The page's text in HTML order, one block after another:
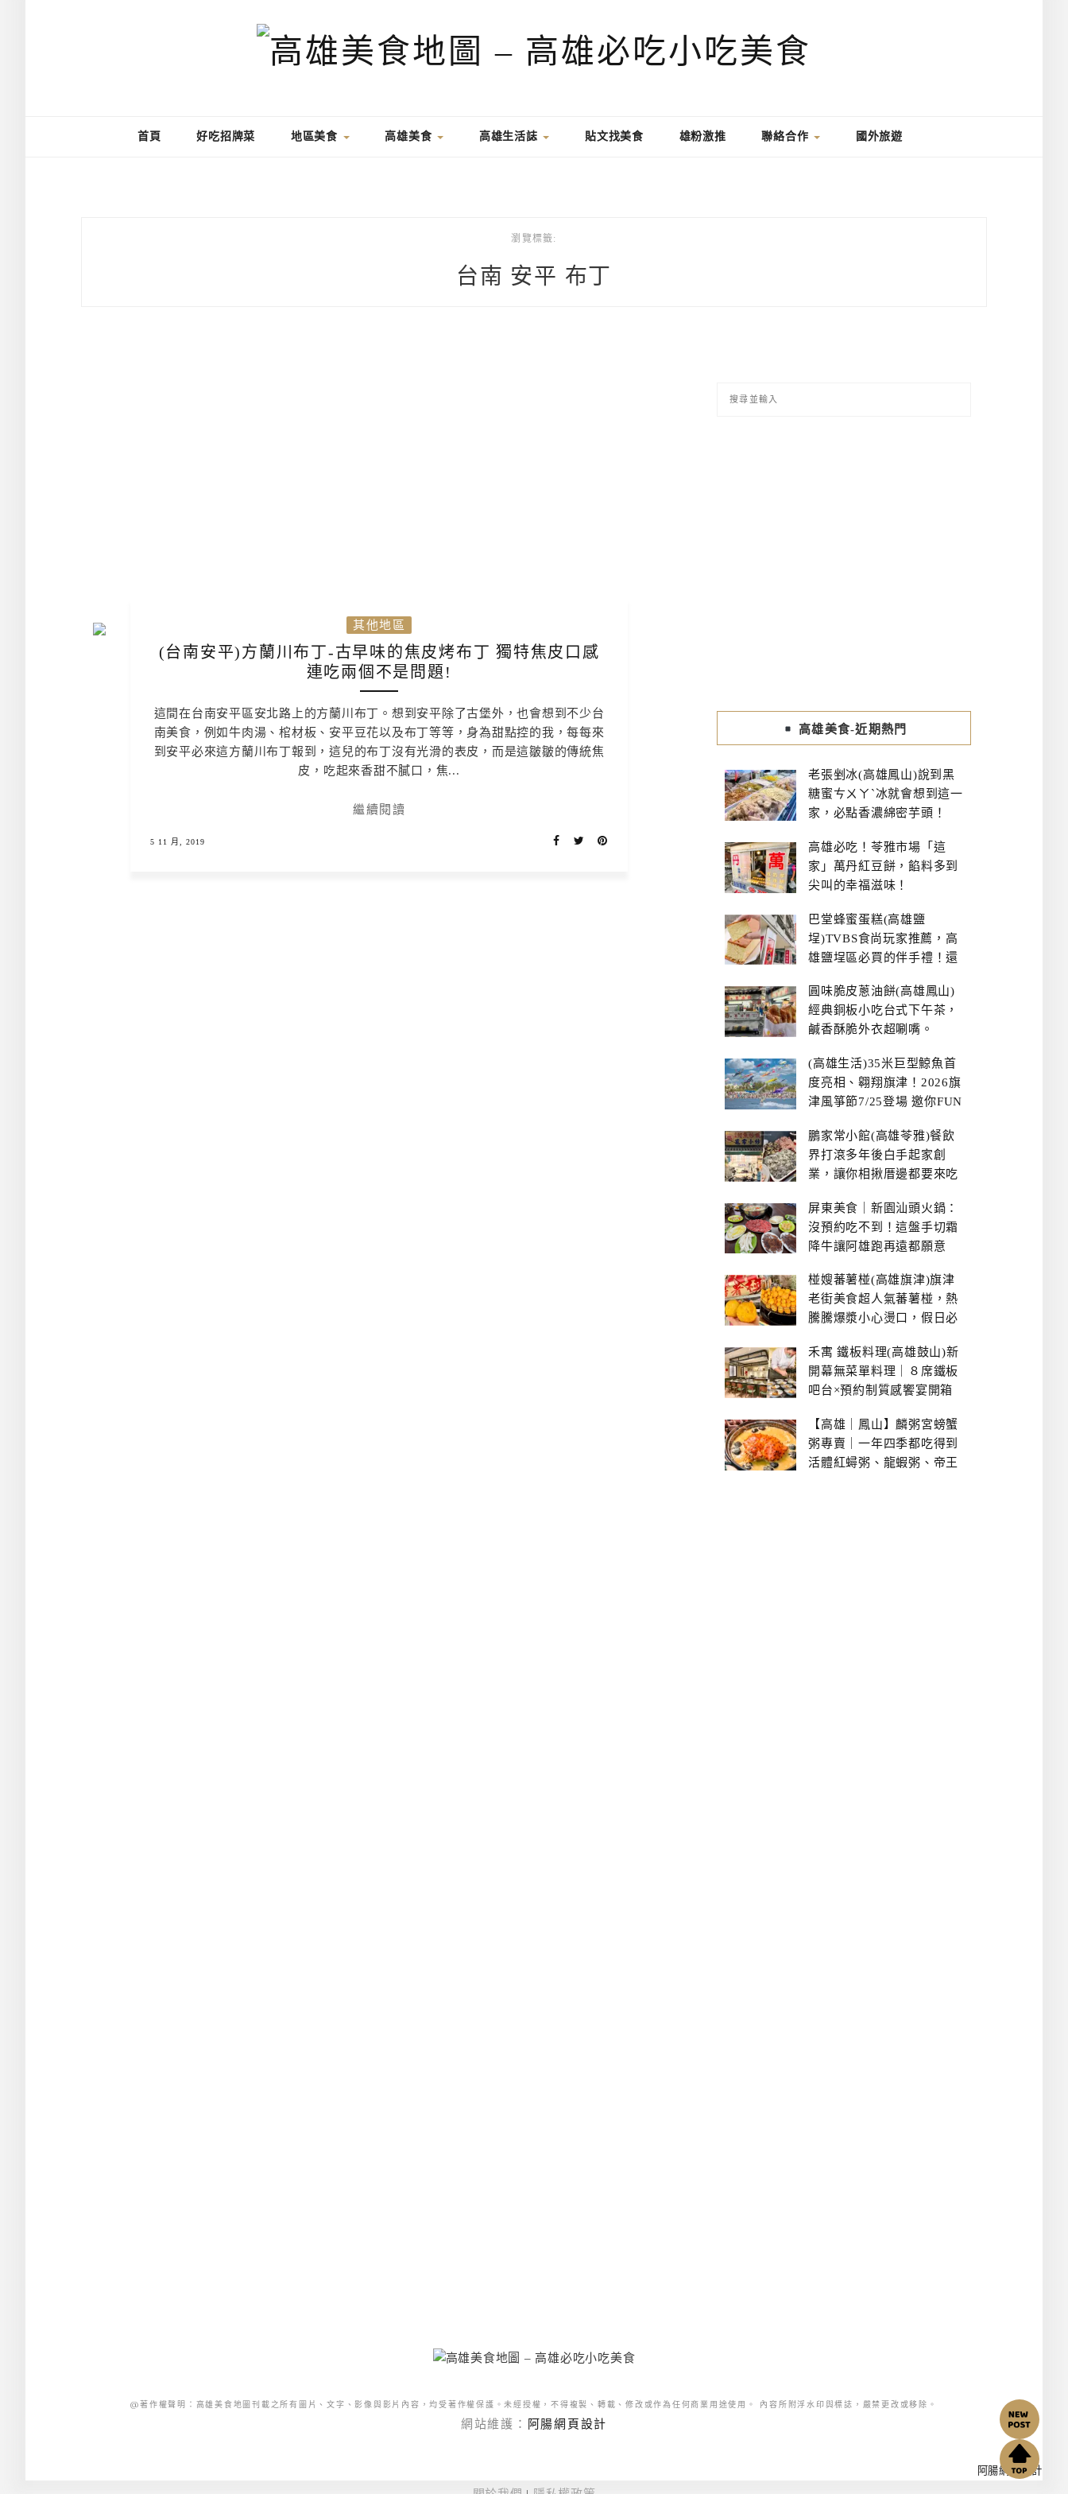
首頁 好吃招牌菜 地區美食 高雄美食 高雄生活誌 貼文找美食 雄粉激推 聯絡合作 國外旅遊
瀏覽標籤:
台南 安平 布丁
其他地區
(台南安平)方蘭川布丁-古早味的焦皮烤布丁 獨特焦皮口感
連吃兩個不是問題!
這間在台南安平區安北路上的方蘭川布丁。想到安平除了古堡外，也會想到不少台
南美食，例如牛肉湯、棺材板、安平豆花以及布丁等等，身為甜點控的我，每每來
到安平必來這方蘭川布丁報到，這兒的布丁沒有光滑的表皮，而是這皺皺的傳統焦
皮，吃起來香甜不膩口，焦...
繼續閱讀
5 11 月, 2019
高雄美食-近期熱門
老張剉冰(高雄鳳山)說到黑
糖蜜ㄘㄨㄚˋ冰就會想到這一
家，必點香濃綿密芋頭！
高雄必吃！苓雅市場「這
家」萬丹紅豆餅，餡料多到
尖叫的幸福滋味！
巴堂蜂蜜蛋糕(高雄鹽
埕)TVBS食尚玩家推薦，高
雄鹽埕區必買的伴手禮！還
圓味脆皮蔥油餅(高雄鳳山)
經典銅板小吃台式下午茶，
鹹香酥脆外衣超唰嘴。
(高雄生活)35米巨型鯨魚首
度亮相、翱翔旗津！2026旗
津風箏節7/25登場 邀你FUN
鵬家常小館(高雄苓雅)餐飲
界打滾多年後白手起家創
業，讓你相揪厝邊都要來吃
屏東美食｜新園汕頭火鍋：
沒預約吃不到！這盤手切霜
降牛讓阿雄跑再遠都願意
椪嫂蕃薯椪(高雄旗津)旗津
老街美食超人氣蕃薯椪，熱
騰騰爆漿小心燙口，假日必
禾寓 鐵板料理(高雄鼓山)新
開幕無菜單料理｜８席鐵板
吧台×預約制質感饗宴開箱
【高雄｜鳳山】麟粥宮螃蟹
粥專賣｜一年四季都吃得到
活體紅蟳粥、龍蝦粥、帝王
@著作權聲明：高雄美食地圖刊載之所有圖片、文字、影像與影片內容，均受著作權保護。未經授權，不得複製、轉載、修改或作為任何商業用途使用。 內容所附浮水印與標誌，嚴禁更改或移除。
網站維護： 阿腸網頁設計
阿腸網頁設計